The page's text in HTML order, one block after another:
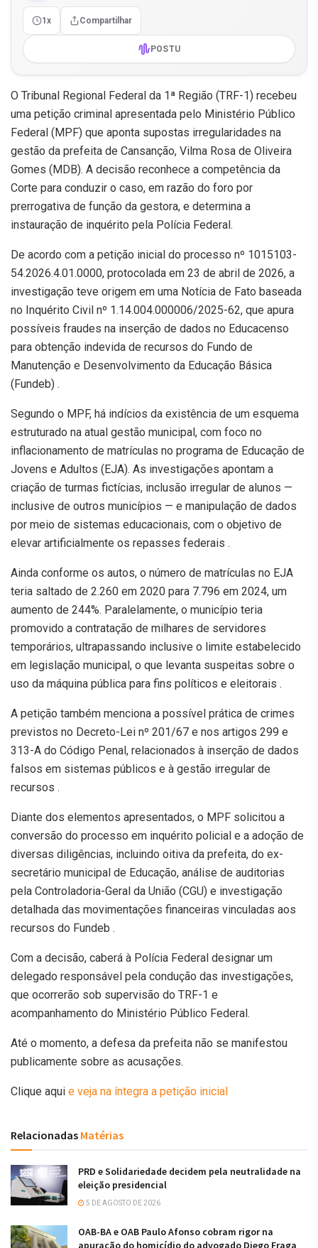
1x Compartilhar
POSTU
O Tribunal Regional Federal da 1ª Região (TRF-1) recebeu
uma petição criminal apresentada pelo Ministério Público
Federal (MPF) que aponta supostas irregularidades na
gestão da prefeita de Cansanção, Vilma Rosa de Oliveira
Gomes (MDB). A decisão reconhece a competência da
Corte para conduzir o caso, em razão do foro por
prerrogativa de função da gestora, e determina a
instauração de inquérito pela Polícia Federal.
De acordo com a petição inicial do processo nº 1015103-
54.2026.4.01.0000, protocolada em 23 de abril de 2026, a
investigação teve origem em uma Notícia de Fato baseada
no Inquérito Civil nº 1.14.004.000006/2025-62, que apura
possíveis fraudes na inserção de dados no Educacenso
para obtenção indevida de recursos do Fundo de
Manutenção e Desenvolvimento da Educação Básica
(Fundeb) .
Segundo o MPF, há indícios da existência de um esquema
estruturado na atual gestão municipal, com foco no
inflacionamento de matrículas no programa de Educação de
Jovens e Adultos (EJA). As investigações apontam a
criação de turmas fictícias, inclusão irregular de alunos —
inclusive de outros municípios — e manipulação de dados
por meio de sistemas educacionais, com o objetivo de
elevar artificialmente os repasses federais .
Ainda conforme os autos, o número de matrículas no EJA
teria saltado de 2.260 em 2020 para 7.796 em 2024, um
aumento de 244%. Paralelamente, o município teria
promovido a contratação de milhares de servidores
temporários, ultrapassando inclusive o limite estabelecido
em legislação municipal, o que levanta suspeitas sobre o
uso da máquina pública para fins políticos e eleitorais .
A petição também menciona a possível prática de crimes
previstos no Decreto-Lei nº 201/67 e nos artigos 299 e
313-A do Código Penal, relacionados à inserção de dados
falsos em sistemas públicos e à gestão irregular de
recursos .
Diante dos elementos apresentados, o MPF solicitou a
conversão do processo em inquérito policial e a adoção de
diversas diligências, incluindo oitiva da prefeita, do ex-
secretário municipal de Educação, análise de auditorias
pela Controladoria-Geral da União (CGU) e investigação
detalhada das movimentações financeiras vinculadas aos
recursos do Fundeb .
Com a decisão, caberá à Polícia Federal designar um
delegado responsável pela condução das investigações,
que ocorrerão sob supervisão do TRF-1 e
acompanhamento do Ministério Público Federal.
Até o momento, a defesa da prefeita não se manifestou
publicamente sobre as acusações.
Clique aqui e veja na íntegra a petição inicial
Relacionadas Matérias
PRD e Solidariedade decidem pela neutralidade na
eleição presidencial
5 DE AGOSTO DE 2026
OAB-BA e OAB Paulo Afonso cobram rigor na
apuração do homicídio do advogado Diego Fraga